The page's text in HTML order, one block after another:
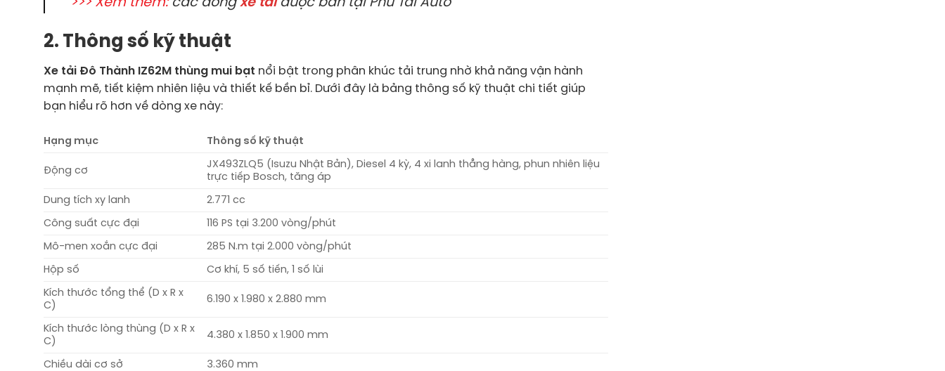
2. Thông số kỹ thuật
Xe tải Đô Thành IZ62M thùng mui bạt nổi bật trong phân khúc tải trung nhờ khả năng vận hành
mạnh mẽ, tiết kiệm nhiên liệu và thiết kế bền bỉ. Dưới đây là bảng thông số kỹ thuật chi tiết giúp
bạn hiểu rõ hơn về dòng xe này:
Hạng mục Thông số kỹ thuật
Động cơ
JX493ZLQ5 (Isuzu Nhật Bản), Diesel 4 kỳ, 4 xi lanh thẳng hàng, phun nhiên liệu
trực tiếp Bosch, tăng áp
Dung tích xy lanh 2.771 cc
Công suất cực đại 116 PS tại 3.200 vòng/phút
Mô-men xoắn cực đại 285 N.m tại 2.000 vòng/phút
Hộp số Cơ khí, 5 số tiến, 1 số lùi
Kích thước tổng thể (D x R x
C)
6.190 x 1.980 x 2.880 mm
Kích thước lòng thùng (D x R x
C)
4.380 x 1.850 x 1.900 mm
Chiều dài cơ sở 3.360 mm